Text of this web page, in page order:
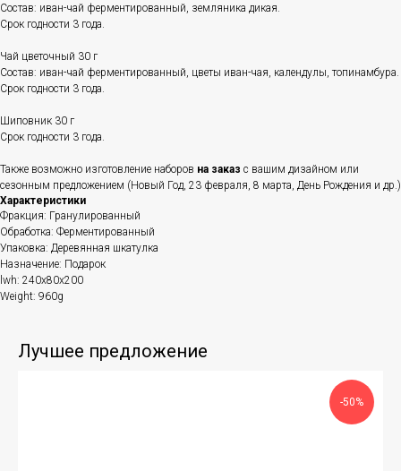
Состав: иван-чай ферментированный, земляника дикая.
Срок годности 3 года.
Чай цветочный 30 г
Состав: иван-чай ферментированный, цветы иван-чая, календулы, топинамбура.
Срок годности 3 года.
Шиповник 30 г
Срок годности 3 года.
Также возможно изготовление наборов на заказ с вашим дизайном или
сезонным предложением (Новый Год, 23 февраля, 8 марта, День Рождения и др.)
Характеристики
Фракция: Гранулированный
Обработка: Ферментированный
Упаковка: Деревянная шкатулка
Назначение: Подарок
lwh: 240x80x200
Weight: 960g
Лучшее предложение
-50%